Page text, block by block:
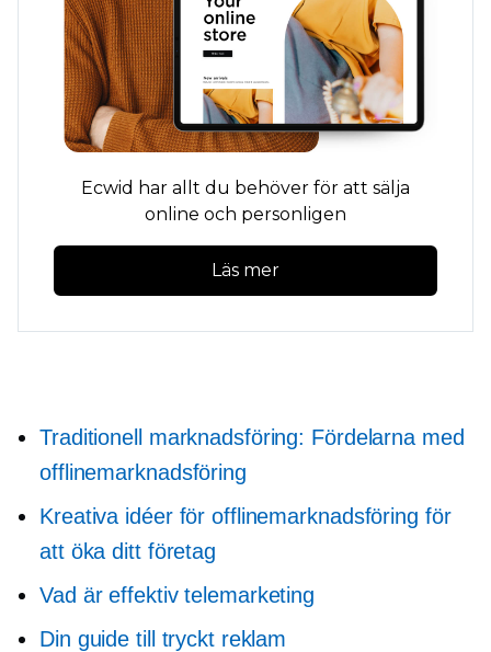
Ecwid har allt du behöver för att sälja
online och personligen
Läs mer
Traditionell marknadsföring: Fördelarna med
offlinemarknadsföring
Kreativa idéer för offlinemarknadsföring för
att öka ditt företag
Vad är effektiv telemarketing
Din guide till tryckt reklam